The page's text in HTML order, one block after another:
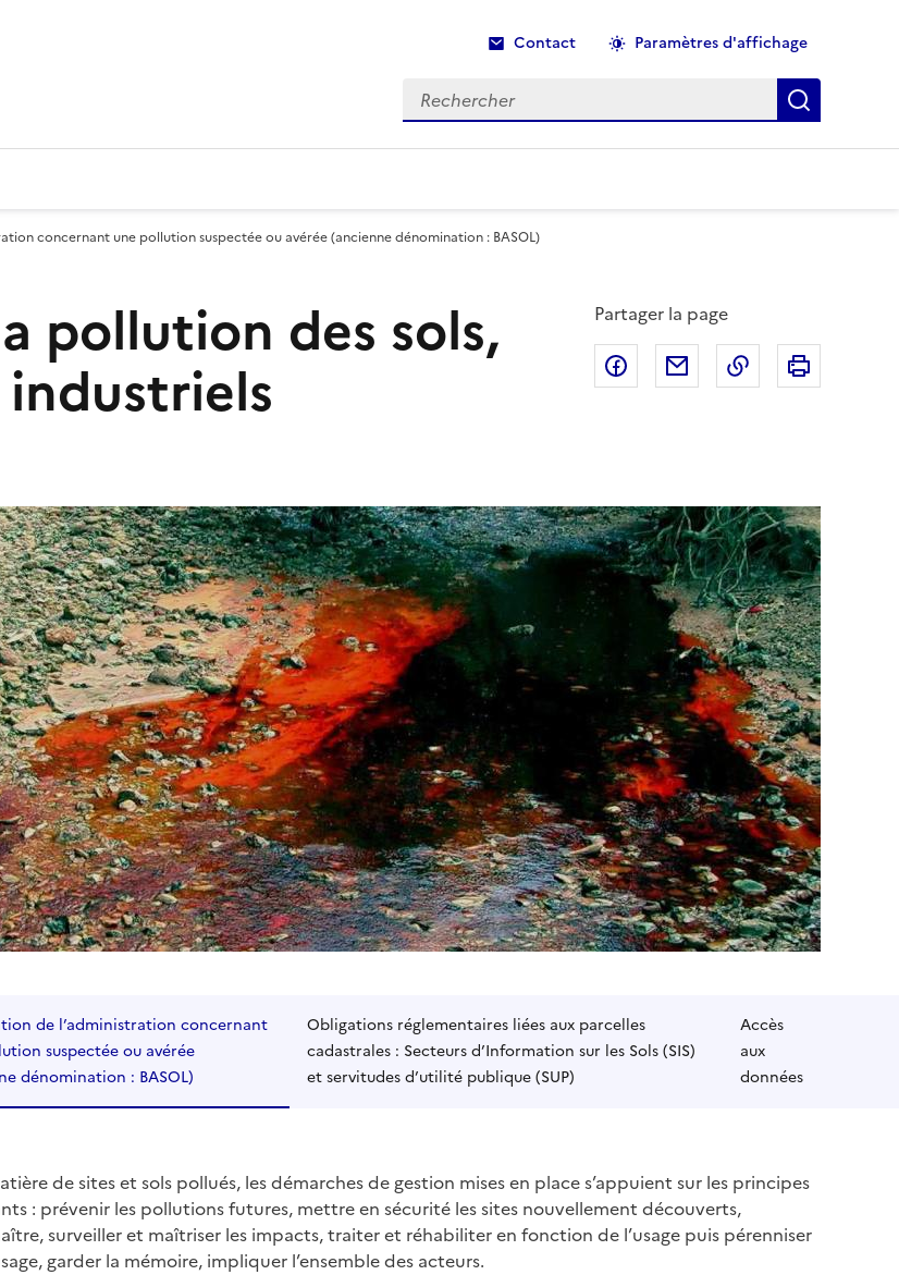
Contact Paramètres d'affichage
Rechercher Recherche
concernant une pollution suspectée ou avérée (ancienne dénomination : BASOL)
pollution des sols,
Partager la page
Partager sur Facebook
Partager par email
Copier dans le
de l’administration concernant
suspectée ou avérée
dénomination : BASOL)
Obligations réglementaires liées aux parcelles
cadastrales : Secteurs d’Information sur les Sols (SIS)
et servitudes d’utilité publique (SUP)
Accès
aux
données
de sites et sols pollués, les démarches de gestion mises en place s’appuient sur les principes
: prévenir les pollutions futures, mettre en sécurité les sites nouvellement découverts,
surveiller et maîtriser les impacts, traiter et réhabiliter en fonction de l’usage puis pérenniser
garder la mémoire, impliquer l’ensemble des acteurs.